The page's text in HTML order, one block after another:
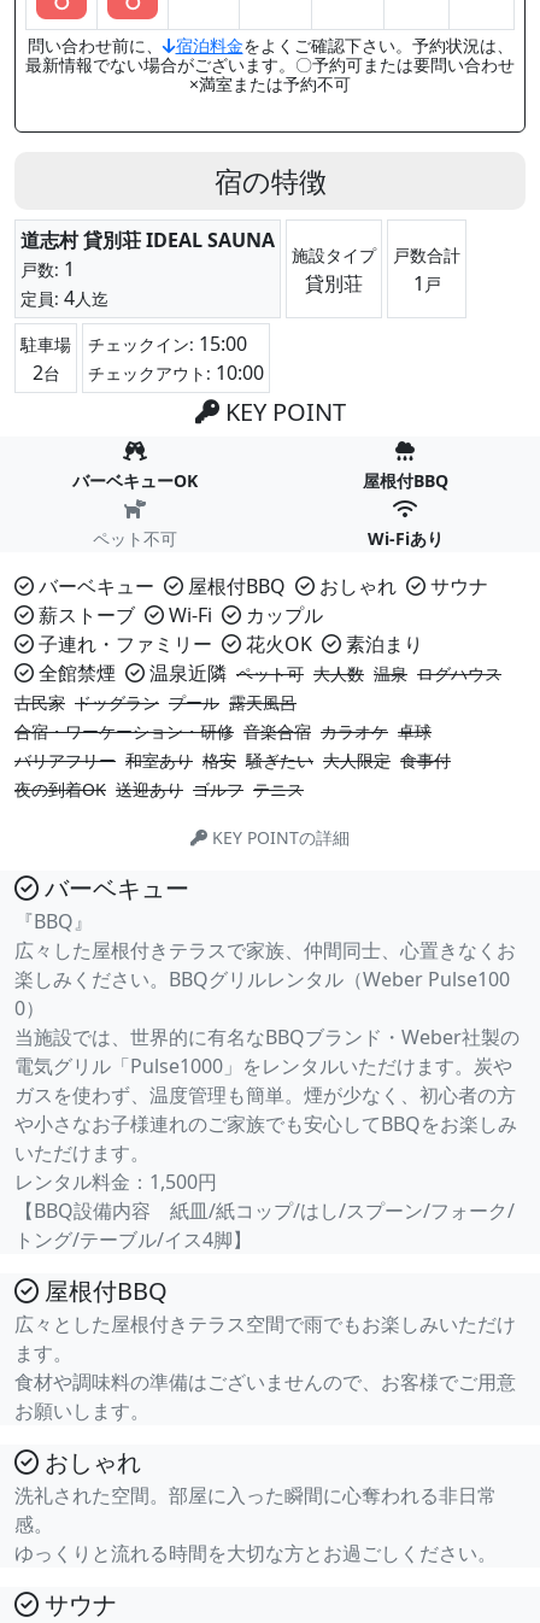
問い合わせ前に、 宿泊料金をよくご確認下さい。予約状況は、
最新情報でない場合がございます。〇予約可または要問い合わせ
×満室または予約不可
宿の特徴
道志村 貸別荘 IDEAL SAUNA
戸数: 1
定員: 4人迄
施設タイプ
貸別荘
戸数合計
1 戸
駐車場
2台
チェックイン: 15:00
チェックアウト: 10:00
KEY POINT
バーベキューOK 屋根付BBQ
ペット不可 Wi-Fiあり
バーベキュー 屋根付BBQ おしゃれ
サウナ
薪ストーブ
Wi-Fi
カップル
子連れ・ファミリー
花火OK
素泊まり
全館禁煙
温泉近隣 ペット可 大人数 温泉 ログハウス
古民家 ドッグラン プール 露天風呂
合宿・ワーケーション・研修 音楽合宿 カラオケ 卓球
バリアフリー 和室あり 格安 騒ぎたい 大人限定 食事付
夜の到着OK 送迎あり ゴルフ テニス
KEY POINTの詳細
バーベキュー
『BBQ』
広々した屋根付きテラスで家族、仲間同士、心置きなくお
楽しみください。BBQグリルレンタル（Weber Pulse100
0）
当施設では、世界的に有名なBBQブランド・Weber社製の
電気グリル「Pulse1000」をレンタルいただけます。炭や
ガスを使わず、温度管理も簡単。煙が少なく、初心者の方
や小さなお子様連れのご家族でも安心してBBQをお楽しみ
いただけます。
レンタル料金：1,500円
【BBQ設備内容 紙皿/紙コップ/はし/スプーン/フォーク/
トング/テーブル/イス4脚】
屋根付BBQ
広々とした屋根付きテラス空間で雨でもお楽しみいただけ
ます。
食材や調味料の準備はございませんので、お客様でご用意
お願いします。
おしゃれ
洗礼された空間。部屋に入った瞬間に心奪われる非日常
感。
ゆっくりと流れる時間を大切な方とお過ごしください。
サウナ